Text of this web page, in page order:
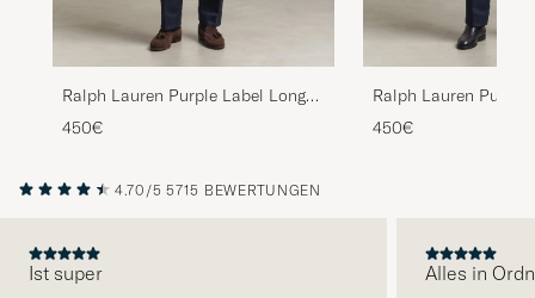
Ralph Lauren Purple Label Long
Sleeve Washed Polo Classic
Cream
450€
Ralph Lauren Purple
Sleeve Washed
450€
4.70/5 5715 BEWERTUNGEN
Ist super Alles in